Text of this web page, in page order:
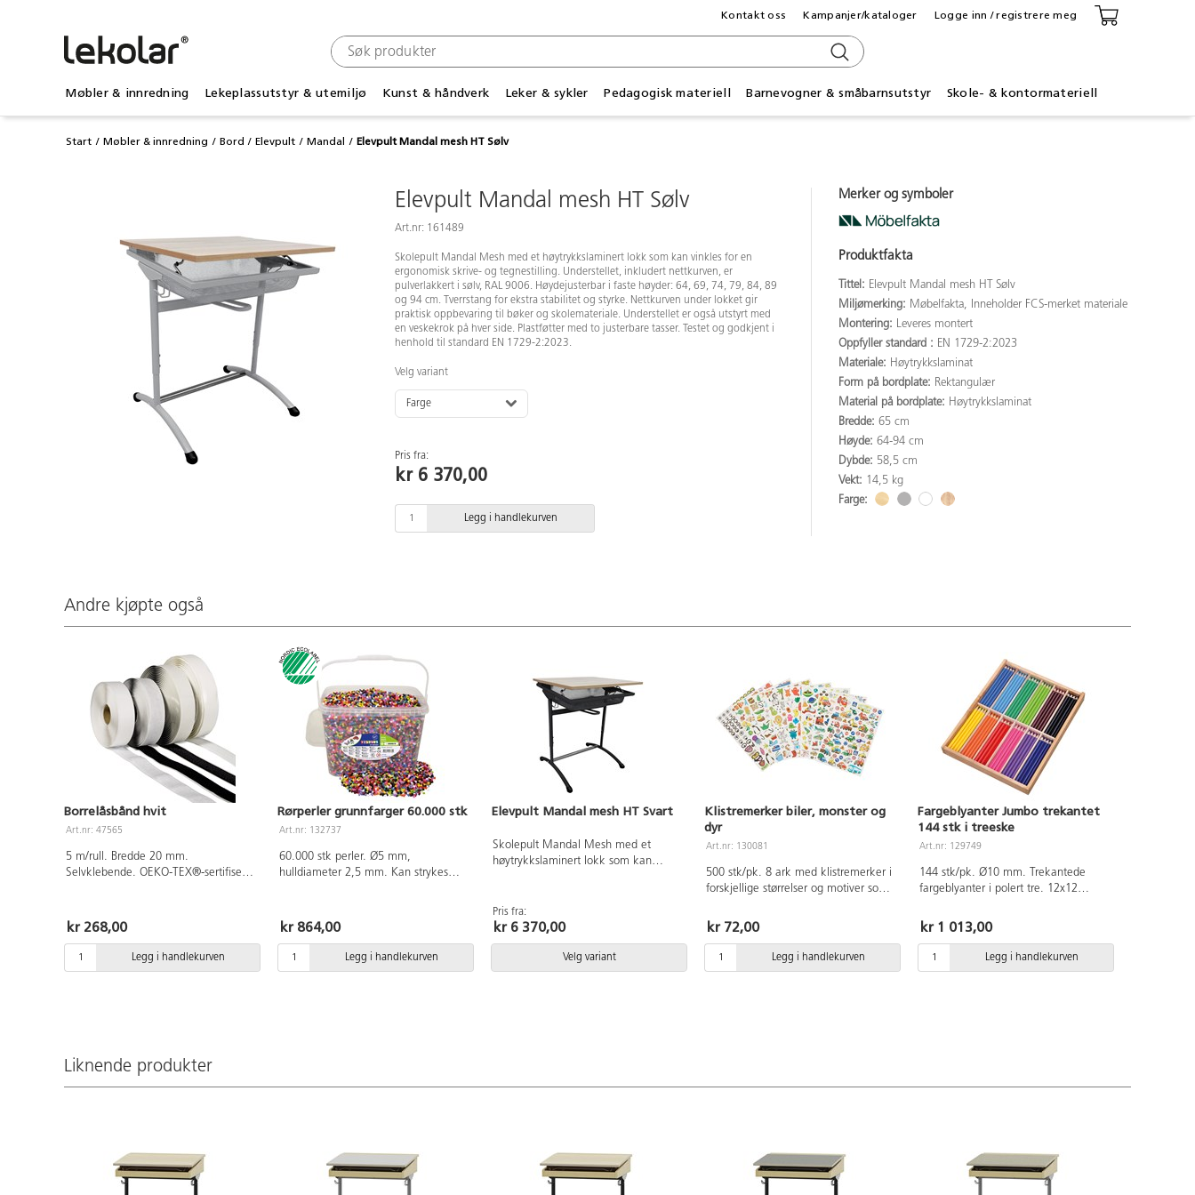
Møbler & innredning Lekeplassutstyr & utemiljø Kunst & håndverk Leker & sykler Pedagogisk materiell Barnevogner & småbarnsutstyr Skole- & kontormateriell
Kontakt oss Kampanjer/kataloger Logge inn / registrere meg
Start Møbler & innredning Bord Elevpult Mandal Elevpult Mandal mesh HT Sølv
Elevpult Mandal mesh HT Sølv
Art.nr: 161489
Skolepult Mandal Mesh med et høytrykkslaminert lokk som kan vinkles for en
ergonomisk skrive- og tegnestilling. Understellet, inkludert nettkurven, er
pulverlakkert i sølv, RAL 9006. Høydejusterbar i faste høyder: 64, 69, 74, 79, 84, 89
og 94 cm. Tverrstang for ekstra stabilitet og styrke. Nettkurven under lokket gir
praktisk oppbevaring til bøker og skolemateriale. Understellet er også utstyrt med
en veskekrok på hver side. Plastføtter med to justerbare tasser. Testet og godkjent i
henhold til standard EN 1729-2:2023.
Velg variant
Farge
Pris fra:
kr 6 370,00
Legg i handlekurven
Merker og symboler
Produktfakta
Tittel: Elevpult Mandal mesh HT Sølv
Miljømerking: Møbelfakta, Inneholder FCS-merket materiale
Montering: Leveres montert
Oppfyller standard : EN 1729-2:2023
Materiale: Høytrykkslaminat
Form på bordplate: Rektangulær
Material på bordplate: Høytrykkslaminat
Bredde:65 cm
Høyde:64-94 cm
Dybde: 58,5 cm
Vekt: 14,5 kg
Farge:
Andre kjøpte også
Borrelåsbånd hvit
Art.nr: 47565
5 m/rull. Bredde 20 mm.
Selvklebende. OEKO-TEX®-sertifisert,
kr 268,00
Legg i handlekurven
Rørperler grunnfarger 60.000 stk
Art.nr: 132737
60.000 stk perler. Ø5 mm,
hulldiameter 2,5 mm. Kan strykes
kr 864,00
Legg i handlekurven
Elevpult Mandal mesh HT Svart
Skolepult Mandal Mesh med et
høytrykkslaminert lokk som kan
nettkurven, er pulverlakkert i svart,
RAL 9005. Høydejusterbar i faste
høyder: 64, 69, 74, 79, 84, 89 og 94
cm. Tverrstang for ekstra stabilitet og
styrke. Nettkurven under lokket gir
Pris fra:
kr 6 370,00
Velg variant
Klistremerker biler, monster og
dyr
Art.nr: 130081
500 stk/pk. 8 ark med klistremerker i
forskjellige størrelser og motiver som
Mål:10–78 mm. Syrefrie. Av papir.
kr 72,00
Legg i handlekurven
Fargeblyanter Jumbo trekantet
144 stk i treeske
Art.nr: 129749
144 stk/pk. Ø10 mm. Trekantede
fargeblyanter i polert tre. 12x12
rosa, lilla, mørk lilla, lys blå, blå, lys
grønn, grønn, brun og svart. Treeske
med lokk følger med.
kr 1 013,00
Legg i handlekurven
Liknende produkter